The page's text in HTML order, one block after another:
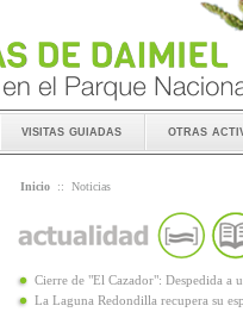
visitas guiadas otras
Inicio :: Noticias
Cierre de "El Cazador": Despedida a
La Laguna Redondilla recupera su